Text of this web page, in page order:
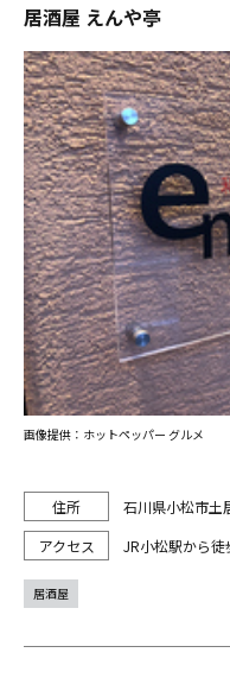
居酒屋 えんや亭
石川県小松市土
JR小松駅から
画像提供：ホットペッパー グルメ
居酒屋